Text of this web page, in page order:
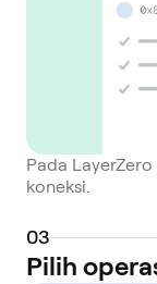
Pada
koneksi.
03
Pilih